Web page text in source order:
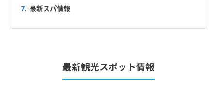
7. 最新スパ情報
最新観光スポット情報